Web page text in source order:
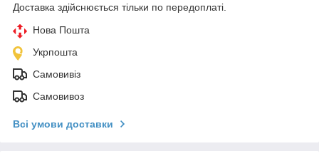
Доставка здійснюється тільки по передоплаті.
Нова Пошта
Укрпошта
Самовивіз
Самовивоз
Всі умови доставки